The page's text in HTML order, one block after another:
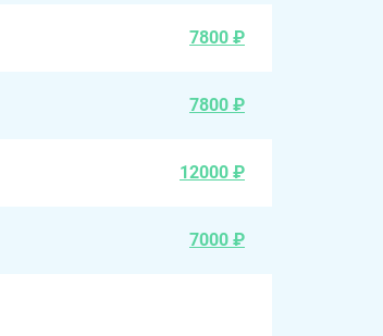
7800 ₽
7800 ₽
12000 ₽
7000 ₽